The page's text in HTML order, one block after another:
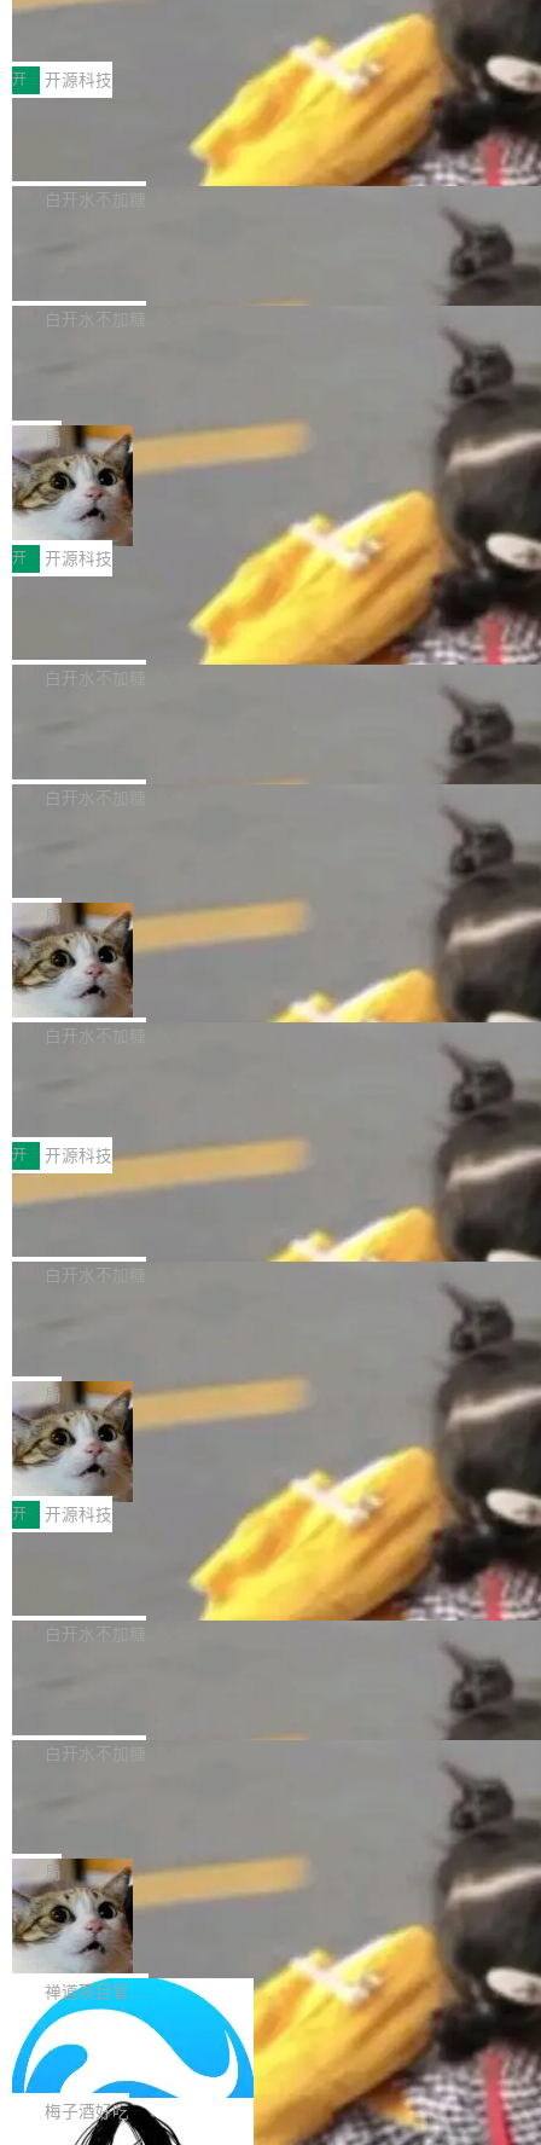
-2024 和 C23 编程接口标准的兼容性。 compat
_linux(8) 增强了对 Linux 系统调用的支持，包
括 epoll（围绕 kqueue 实现）、POSIX 消息队
列、...
发者及生态伙伴，系统呈现了平台在游戏领域的
完整能力版图——从IAP高价值用户的全周期经
营、到IAA游戏的“买变一体”正循环、再到联运与
广告协同的全链路经营闭环，以及面向全球市场
的出海增长布局。 华为终端云业务商业化销售负
责人在开场致辞中表示，游戏开发者的核心诉求
已不再是“多一个投放渠道”，而是一套能够持续
高质量游戏...
技嘉X3D系列再添新成员 B850 AORU
面向AMD Ryzen X3D处理器玩家，技嘉X3D系
列主板阵容迎来新成员——B850 AORUS ELITE
X3D。作为面向主流高性能平台打造的全新主板
产品，B850 AORUS ELITE X3D延续技嘉在X3
D平台优化上的技术积累，旨在为游戏玩家带来
更稳定、更高效的装机选择。 B850 AORUS ELI
式2.0，可根据不同使用场景释放处理器潜力，
开 开源科技
Zadig v5.0 发布：AI 发布专员与 AI 审
我们团队这几天最大的卡点不是 AI 写得不够
好，是 AI 写得太好了。 好到审查排期从两天的
过 1528 名开发者，85% 说 AI 把瓶颈从写代码
白开水不加糖
数据库，有一个图形后端。作为一个原生的 Gra
布，具体更新内容包括： feat(zero)：Zero 现
支持 --security superflag（token=...;whitelist
=...），与 Alpha 版本的格式一致，并据此对其
管理 HTTP 端点进行授权。 <blockquote> <p>
<span><strong>警告：</strong>&nbsp;Zero
的 admin ...
白开水不加糖
块钱的玩意儿——一根小竹签，一个竹筒，一头
系着涂了松香的线。甩起来，竹膜震动，发出“哇
——哇”的蝉鸣声。实物越来越难找了，有开发者
把它做成了 Web 玩具，放在 zhuzhiliao.imsai.c
c 上，并在 GitHub 开源。 玩法很简单：按住屏
幕画圈，或者直接甩手机。页面会实时显示转速
（圈/秒），声音来自真实竹知了录音的 1.72 秒
采样，无缝循环。音频解码失败时，还有一套合
成兜底——锯齿波振荡器模拟脉冲，并联带通共
局
30倍效率升级：解锁医学影像数据要素
价值化的真实路径
完成一例腹部CT影像标注，张医生过去需要约1
20个小时。他必须在数百张连续影像上，一笔一
笔勾画边界，一层一层识别肌肉组织。如今，使
用东软飞标医学影像标注平台，同样的工作缩短
至4小时，效率提升30倍。 这组数字背后，改变
的不只是速度，而是把医学影像转化为AI能力的
正，才能成为机器能理解的高质量数据。医学影
张CT影像上完成像素级精细分割，让系统"...
开 开源科技
Apache Dubbo-go v3.3.2 正式发布
这个版本面向生产环境，重心在内核稳定性。我
们彻底收敛了旧配置体系，扩展了 Triple 协议与
白开水不加糖
理工具。它可以查看，转换，编辑和分类所有主
新功能 macOS：在 Connect/Share 按钮中添加
通过 AirDop 共享书籍的功能 Content server：
支持可向服务器后端添加新端点的插件 Edit boo
k：Compress images：添加将 GIF 图像转换为
JPEG/WebP 的选项 ToC Editor：添加一个按
白开水不加糖
ube 视频，标题是"SwiftUI 七年后：一个平庸的
故事"。视频核心观点很简单：SwiftUI 发布七年
了，仍然像一个永久公测版。 Manshin 从数据
流、布局系统、API 稳定性、性能、跨平台五个
维度逐一批判了 SwiftUI。最让人印象深刻的一
一，界面错位。他说这个问题"两年前就发现了，
至今没变"。 数据流方面，Manshin 指出 SwiftU
I 的属性包装器演进史...
局
DBeaver 26.1.4 发布
DBeaver 是一个免费开源的通用数据库工具，适
用于开发人员和数据库管理员。DBeaver 26.1.4
AI 聊天功能（添加了一些快捷键）</span></li>
<li><span style="color:#000000">新增了始终
在新 SQL 控制台中打开 AI 生成的脚本的功能</
span></li> <li><span style="color:#000000...
白开水不加糖
2026卫星活动——第二届多语种对话语音语言模
型挑战赛 （Multilingual Conversational Speec
h Language Model Challenge，MLC-SLM）T
ask 1赛道中，传音TEX AI中心语音算法团队以
自主研发的说话人归属多语种自动语音识别系统
化系统等关键方向的系统性技术实力。 本届赛事
聚焦多语言对话语音模型面临的关键技术挑战，
共吸引来自全球工业界与学术界的1...
开 开源科技
Qwen3.8-Max 发布，下周开源 Qwen3.
千问大模型宣布正式推出 Qwen 家族迄今最强大
的模型 Qwen3.8-Max，也是其首个 Max 规模
5 的架构基础构建，参数规模扩展至 2.4 万亿，
激活参数95B，支持100万上下文Tokens，在编
程、办公、科研以及长周期任务等方面实现了全
面提升。它不仅能应对更具挑战性的问题，还能
更可靠地端到端完成复杂任务，输出值得信赖的
成果。 全球开发者都可通过千问 AI 平台获得 Q
wen3.8 的 API 服务：国内每百万 Tok...
白开水不加糖
态生成模型，能生成带原生立体声的 2K 视频。
没有发布会，没有预告，直接扔了篇文章出来，
权重已经上传至 Hugging Face。 去年国内的视
频生成模型还在追 Runway 和 Pika 的参数，今
天 MiniMax H3 从架构到许可都摆上台面了。一
个模型，三个模块，两个开源。 H3 由三个模块
组成：H3-Context-IR 负责多模态指令理解和编
排（闭源，提供 API）；H3-Base 是核心生成模
型，33B 参数，负责 768p 音视频生成（开
局
DeepSeek-V4-Flash正式版API上线超
算互联网
近日，DeepSeek-V4-Flash 正式版 API 开启公
开测试。国家超算互联网正式上线 DeepSeek-V
4-Flash 正式版（DeepSeek-V4-Flash-0731）
模型 API 调用服务和模型文件。 DeepSeek-V4-
Flash-0731 经过大量后训练工作，智能体能力
大幅增强，指令遵循能力大幅增强。在多项基准
模型 API 调用服务，用户无需繁琐环境配置，一
开 开源科技
Docker 29.7.1 现已发布，具体更新内容如下：
Bug fixes and enhancements 修复了一个回归
绝遍历绝对符号链接的容器路径，例如/var/run -
更新说明：https://github.com/moby/...
白开水不加糖
计语言和 React 组件库。Ant Design 6.5.3 现
ut.OTP 的 mask 为 true 时仍显示原始值的问
题。#58805 修复 Input.TextArea 调整大小手柄
在触摸设备上显示为小圆点的问题。#58812 Ty
pography 优化 Typography 省略提示在大列表
中的渲染性能。#58806 修复 Typography...
白开水不加糖
比它便宜的。 Artificial Analysis 更新了 DeepS
eek V4 Flash 0731 的完整评测。一张 Intellige
nce Index vs Cost per Task 的散点图上，13
个模型排成一列，V4 Flash 贴着底部：$0.03
一次任务。 V4 Flash 的 Intelligence Index 得
分 50，在 101 个模型中排第 3。排在它前面
的：Claude Opus 5（61 分）、Claude Fable
5（60 分）、GPT-5.6 Sol（59 分）、Kimi K3
（57 分）、Grok 4...
局
禅道开源版 22.4 发布，内置 DevOps4.
0 正式版，提供从代码提交到交付的全
生命周期的管理能力
大家好， 禅道开源版22.4发布啦！本次发布我们
带来了DevOps4.0系列的首个正式版本。 DevO
ps4.0内置与禅道DevOps专业版同源的代码管理
核心，依托于全自研的GitFox代码托管引擎，我
们提供了从代码提交到交付的全生命周期的管理
能力。同时，我们 对禅道DevOps现有底层代码
进行了革命性的重构，为后续AI辅助编程、智能
Solon 的 10 种 HTTP 服务器：改一行
依赖，换一个引擎
用 Solon 做线上项目有一阵子了，有个点总让新
接触的人觉得意外：服务器引擎是让你选的。 S
olon 内核约 0.3MB，不内置固定的 HTTP 服务
梅子酒好吃